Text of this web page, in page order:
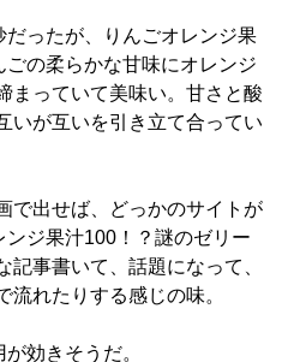
ったが、りんごオレンジ果
の柔らかな甘味にオレンジ
まっていて美味い。甘さと酸
いが互いを引き立て合ってい
で出せば、どっかのサイトが
ンジ果汁100！？謎のゼリー
記事書いて、話題になって、
流れたりする感じの味。
効きそうだ。